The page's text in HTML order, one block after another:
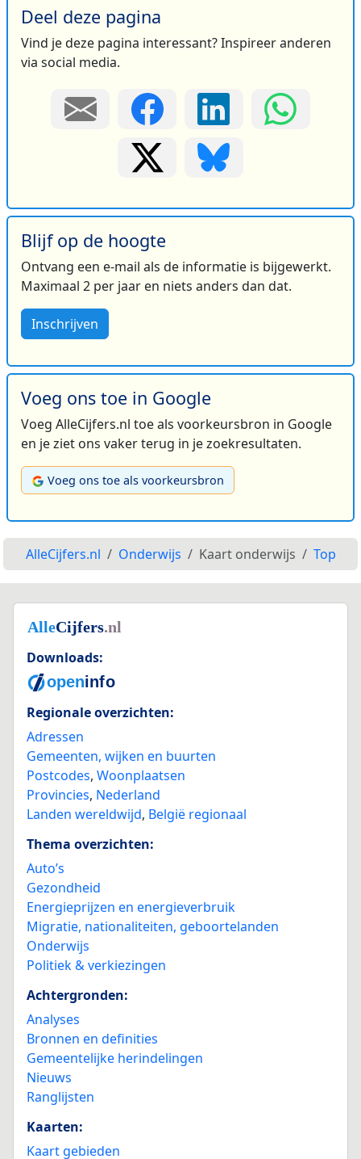
Deel deze pagina
Vind je deze pagina interessant? Inspireer anderen
via social media.
Blijf op de hoogte
Ontvang een e-mail als de informatie is bijgewerkt.
Maximaal 2 per jaar en niets anders dan dat.
Inschrijven
Voeg ons toe in Google
Voeg AlleCijfers.nl toe als voorkeursbron in Google
en je ziet ons vaker terug in je zoekresultaten.
Voeg ons toe als voorkeursbron
AlleCijfers.nl Onderwijs Kaart onderwijs Top
Downloads:
Regionale overzichten:
Adressen
Gemeenten, wijken en buurten
Postcodes, Woonplaatsen
Provincies, Nederland
Landen wereldwijd, België regionaal
Thema overzichten:
Auto’s
Gezondheid
Energieprijzen en energieverbruik
Migratie, nationaliteiten, geboortelanden
Onderwijs
Politiek & verkiezingen
Achtergronden:
Analyses
Bronnen en definities
Gemeentelijke herindelingen
Nieuws
Ranglijsten
Kaarten:
Kaart gebieden